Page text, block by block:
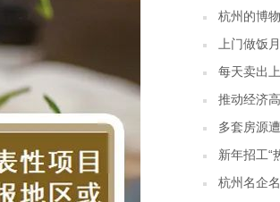
杭州的博
上门做饭
每天卖出
推动经济
多套房源
新年招工“
杭州名企